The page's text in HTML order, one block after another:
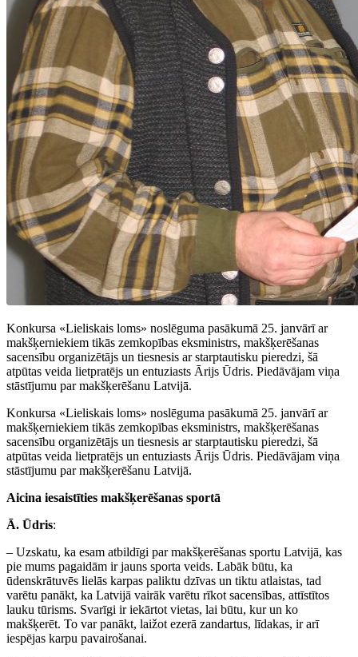
Konkursa «Lieliskais loms» noslēguma pasākumā 25. janvārī ar
makšķerniekiem tikās zemkopības eksministrs, makšķerēšanas
sacensību organizētājs un tiesnesis ar starptautisku pieredzi, šā
atpūtas veida lietpratējs un entuziasts Ārijs Ūdris. Piedāvājam viņa
stāstījumu par makšķerēšanu Latvijā.
Konkursa «Lieliskais loms» noslēguma pasākumā 25. janvārī ar
makšķerniekiem tikās zemkopības eksministrs, makšķerēšanas
sacensību organizētājs un tiesnesis ar starptautisku pieredzi, šā
atpūtas veida lietpratējs un entuziasts Ārijs Ūdris. Piedāvājam viņa
stāstījumu par makšķerēšanu Latvijā.
Aicina iesaistīties makšķerēšanas sportā
Ā. Ūdris:
– Uzskatu, ka esam atbildīgi par makšķerēšanas sportu Latvijā, kas
pie mums pagaidām ir jauns sporta veids. Labāk būtu, ka
ūdenskrātuvēs lielās karpas paliktu dzīvas un tiktu atlaistas, tad
varētu panākt, ka Latvijā vairāk varētu rīkot sacensības, attīstītos
lauku tūrisms. Svarīgi ir iekārtot vietas, lai būtu, kur un ko
makšķerēt. To var panākt, laižot ezerā zandartus, līdakas, ir arī
iespējas karpu pavairošanai.